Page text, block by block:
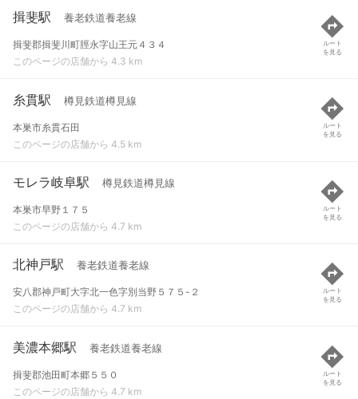
揖斐駅 養老鉄道養老線
揖斐郡揖斐川町脛永字山王元４３４
このページの店舗から 4.3 km
ルート
を見る
糸貫駅 樽見鉄道樽見線
本巣市糸貫石田
このページの店舗から 4.5 km
ルート
を見る
モレラ岐阜駅 樽見鉄道樽見線
本巣市早野１７５
このページの店舗から 4.7 km
ルート
を見る
北神戸駅 養老鉄道養老線
安八郡神戸町大字北一色字別当野５７５-２
このページの店舗から 4.7 km
ルート
を見る
美濃本郷駅 養老鉄道養老線
揖斐郡池田町本郷５５０
このページの店舗から 4.7 km
ルート
を見る